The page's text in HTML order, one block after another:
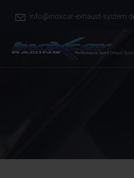
info@inoxcar-exhaust-